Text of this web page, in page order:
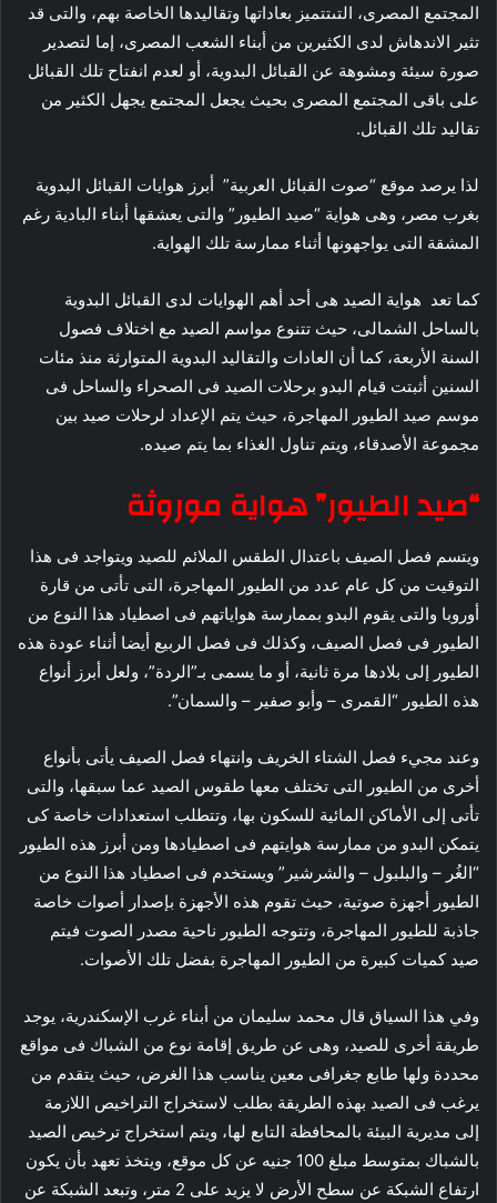
المجتمع المصرى، التىتتميز بعاداتها وتقاليدها الخاصة بهم، والتى قد
تثير الاندهاش لدى الكثيرين من أبناء الشعب المصرى، إما لتصدير
صورة سيئة ومشوهة عن القبائل البدوية، أو لعدم انفتاح تلك القبائل
على باقى المجتمع المصرى بحيث يجعل المجتمع يجهل الكثير من
تقاليد تلك القبائل.
لذا يرصد موقع “صوت القبائل العربية” أبرز هوايات القبائل البدوية
بغرب مصر، وهى هواية “صيد الطيور” والتى يعشقها أبناء البادية رغم
المشقة التى يواجهونها أثناء ممارسة تلك الهواية.
كما تعد هواية الصيد هى أحد أهم الهوايات لدى القبائل البدوية
بالساحل الشمالى، حيث تتنوع مواسم الصيد مع اختلاف فصول
السنة الأربعة، كما أن العادات والتقاليد البدوية المتوارثة منذ مئات
السنين أثبتت قيام البدو برحلات الصيد فى الصحراء والساحل فى
موسم صيد الطيور المهاجرة، حيث يتم الإعداد لرحلات صيد بين
مجموعة الأصدقاء، ويتم تناول الغذاء بما يتم صيده.
“صيد الطيور” هواية موروثة
ويتسم فصل الصيف باعتدال الطقس الملائم للصيد ويتواجد فى هذا
التوقيت من كل عام عدد من الطيور المهاجرة، التى تأتى من قارة
أوروبا والتى يقوم البدو بممارسة هواياتهم فى اصطياد هذا النوع من
الطيور فى فصل الصيف، وكذلك فى فصل الربيع أيضا أثناء عودة هذه
الطيور إلى بلادها مرة ثانية، أو ما يسمى بـ”الردة”، ولعل أبرز أنواع
هذه الطيور “القمرى – وأبو صفير – والسمان”.
وعند مجيء فصل الشتاء الخريف وانتهاء فصل الصيف يأتى بأنواع
أخرى من الطيور التى تختلف معها طقوس الصيد عما سبقها، والتى
تأتى إلى الأماكن المائية للسكون بها، وتتطلب استعدادات خاصة كى
يتمكن البدو من ممارسة هوايتهم فى اصطيادها ومن أبرز هذه الطيور
“الغُر – والبلبول – والشرشير” ويستخدم فى اصطياد هذا النوع من
الطيور أجهزة صوتية، حيث تقوم هذه الأجهزة بإصدار أصوات خاصة
جاذبة للطيور المهاجرة، وتتوجه الطيور ناحية مصدر الصوت فيتم
صيد كميات كبيرة من الطيور المهاجرة بفضل تلك الأصوات.
وفي هذا السياق قال محمد سليمان من أبناء غرب الإسكندرية، يوجد
طريقة أخرى للصيد، وهى عن طريق إقامة نوع من الشباك فى مواقع
محددة ولها طابع جغرافى معين يناسب هذا الغرض، حيث يتقدم من
يرغب فى الصيد بهذه الطريقة بطلب لاستخراج التراخيص اللازمة
إلى مديرية البيئة بالمحافظة التابع لها، ويتم استخراج ترخيص الصيد
بالشباك بمتوسط مبلغ 100 جنيه عن كل موقع، ويتخذ تعهد بأن يكون
ارتفاع الشبكة عن سطح الأرض لا يزيد على 2 متر، وتبعد الشبكة عن